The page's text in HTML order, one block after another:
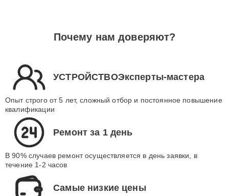
Почему нам доверяют?
УСТРОЙСТВОЭксперты-мастера
Опыт строго от 5 лет, сложный отбор и постоянное повышение
квалификации
Ремонт за 1 день
В 90% случаев ремонт осуществляется в день заявки, в
течение 1-2 часов
Самые низкие цены